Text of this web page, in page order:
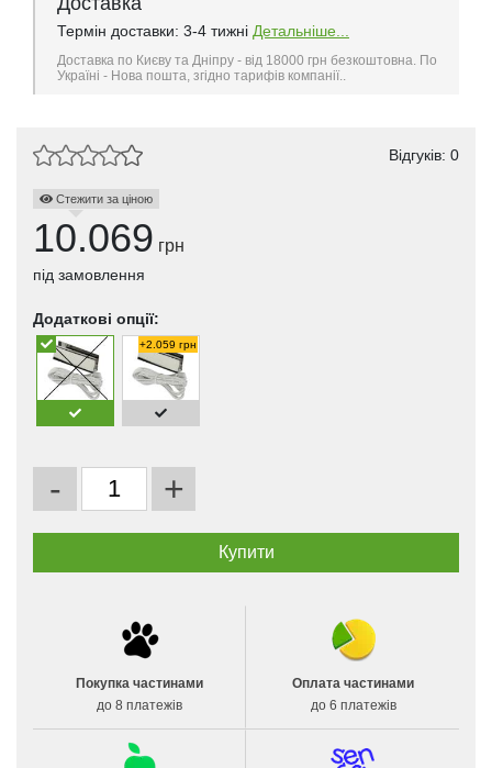
Термін доставки: 3-4 тижні Детальніше...
Доставка по Києву та Дніпру - від 18000 грн безкоштовна. По
Україні - Нова пошта, згідно тарифів компанії..
Відгуків: 0
Стежити за ціною
10.069 грн
під замовлення
Додаткові опції:
+2.059 грн
- +
Покупка частинами
до 8 платежів
Оплата частинами
до 6 платежів